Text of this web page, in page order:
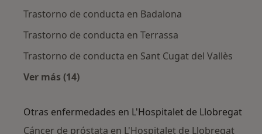
Trastorno de conducta en Badalona
Trastorno de conducta en Terrassa
Trastorno de conducta en Sant Cugat del Vallès
Ver más (14)
Otras enfermedades en L'Hospitalet de Llobregat
Cáncer de próstata en L'Hospitalet de Llobregat